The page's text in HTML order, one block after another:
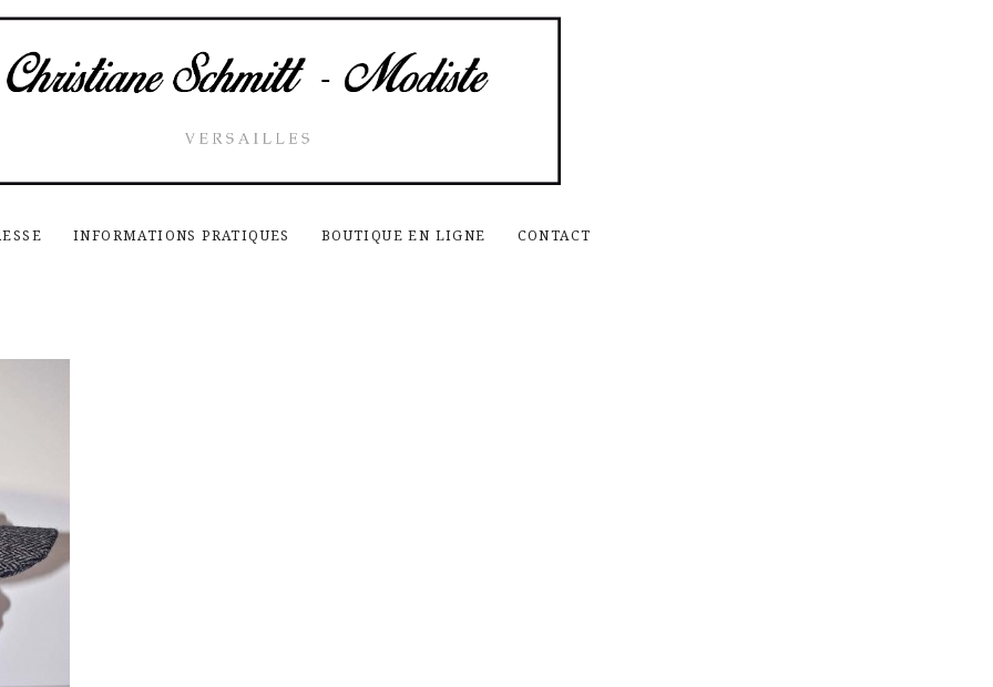
INFORMATIONS PRATIQUES BOUTIQUE EN LIGNE CONTACT